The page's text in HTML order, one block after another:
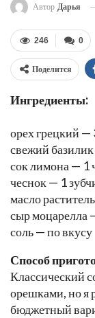
Автор Дарья
0
246
Поделится
Ингредиенты:
орех грецкий —
свежий
сок лимона — 1
чеснок — 1
масло
сыр моцарелла
соль — по вкусу
Способ
Классический
орешками, но я
бюджетный